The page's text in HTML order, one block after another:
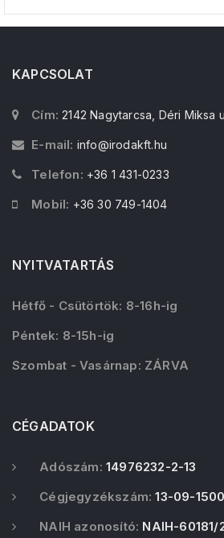
KAPCSOLAT
Cím: 2142 Nagytarcsa, Déri Miksa
E-mail: info@irodakft.hu
Telefon: +36 1 431-0233
Mobil: +36 30 749-1404
NYITVATARTÁS
Hétfő - Csütörtök: 8-16h-ig
Péntek: 8-15h-ig
Szombat - Vasárnap: ZÁRVA
CÉGADATOK
Adószám: 14976232-2-13
Cégjegyzékszám: 13-09-
NAIH azonosító: NAIH-60181/